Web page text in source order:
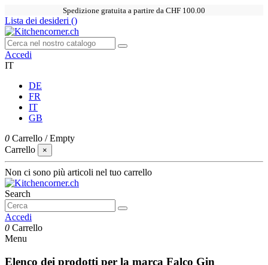
Spedizione gratuita a partire da CHF 100.00
Lista dei desideri ()
Accedi
IT
DE
FR
IT
GB
0 Carrello /Empty
Carrello
×
Non ci sono più articoli nel tuo carrello
Search
Accedi
0 Carrello
Menu
Elenco dei prodotti per la marca Falco Gin